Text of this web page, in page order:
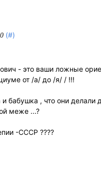
(#)
- это ваши ложные
от /а/ до /я/ / !!!
, что они делали
меже ...?
-СССР ????